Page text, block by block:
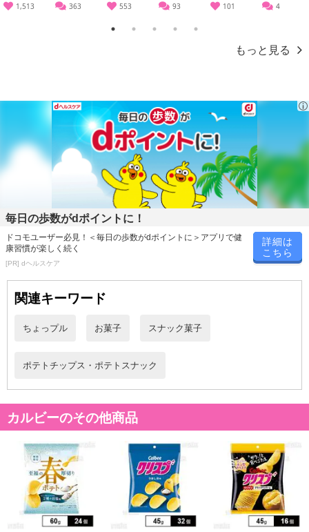
また、お届け日時のご指定は、お受けできません。宅配業者からの
※dショッピングサンプル百貨店よりお届けする商品は、ご利用いた
だいた後のご感想をいただくことを目的としており、転売等は固く
禁じます。
転売等、目的以外での利用が確認された場合は、サービス利用を停
止させていただきます。
発送日カレンダー
休業日
■その他共通および商品カテゴリー別注意事項（※必ずご確認くだ
さい）
こちらの情報は2026-07-09 14:08:36.0 での情報となります。
1,513 363 553 93 101 4
1 2 3 4 5
もっと見る
毎日の歩数がdポイントに！
ドコモユーザー必見！＜毎日の歩数がdポイントに＞アプリで健
康習慣が楽しく続く
[PR] dヘルスケア
詳細は
こちら
関連キーワード
ちょっプル お菓子 スナック菓子
ポテトチップス・ポテトスナック
カルビーのその他商品